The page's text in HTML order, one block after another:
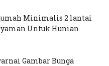
Minimalis 2 lantai
Untuk Hunian
Gambar Bunga